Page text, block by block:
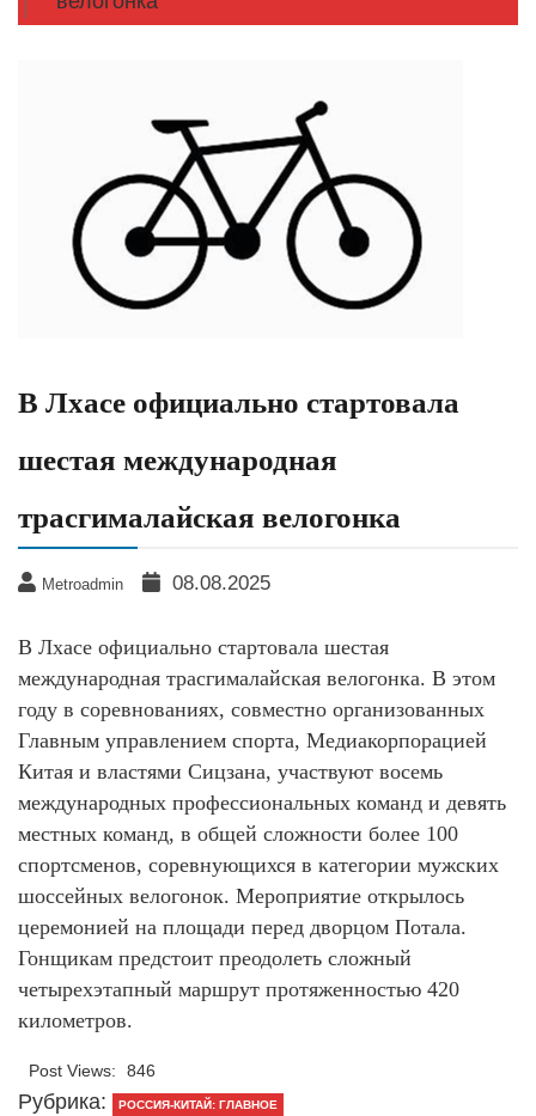
В Лхасе официально стартовала
шестая международная
трасгималайская велогонка
Metroadmin 08.08.2025
В Лхасе официально стартовала шестая
международная трасгималайская велогонка. В этом
году в соревнованиях, совместно организованных
Главным управлением спорта, Медиакорпорацией
Китая и властями Сицзана, участвуют восемь
международных профессиональных команд и девять
местных команд, в общей сложности более 100
спортсменов, соревнующихся в категории мужских
шоссейных велогонок. Мероприятие открылось
церемонией на площади перед дворцом Потала.
Гонщикам предстоит преодолеть сложный
четырехэтапный маршрут протяженностью 420
километров.
Post Views: 846
Рубрика: РОССИЯ-КИТАЙ: ГЛАВНОЕ